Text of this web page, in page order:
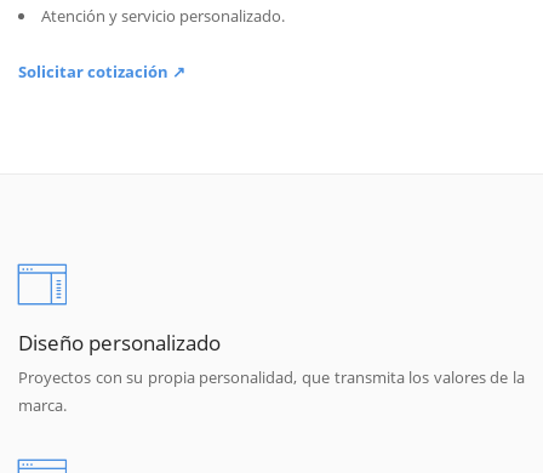
Atención y servicio personalizado.
Solicitar cotización ↗
Diseño personalizado
Proyectos con su propia personalidad, que transmita los valores de la
marca.